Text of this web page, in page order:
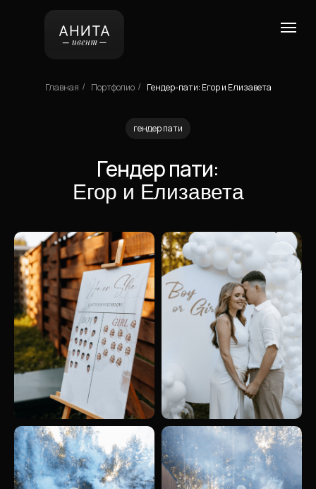
Главная / Портфолио / Гендер-пати: Егор и Елизавета
Гендер пати:
Егор и Елизавета
гендер пати